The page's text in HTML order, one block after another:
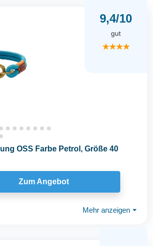
9,4/10
gut
★★★★
OSS Farbe Petrol, Größe 40
Zum Angebot
Mehr anzeigen ⏷